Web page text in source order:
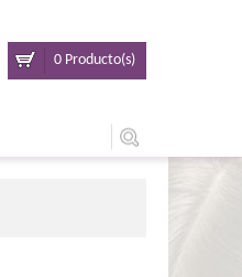
0 Producto(s)